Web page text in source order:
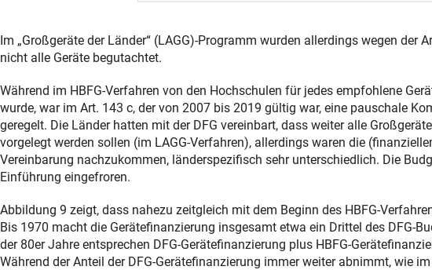
Im „Großgeräte der Länder“ (LAGG)-Programm wurden allerdings wegen der
nicht alle Geräte begutachtet.
Während im HBFG-Verfahren von den Hochschulen für jedes empfohlene
wurde, war im Art. 143 c, der von 2007 bis 2019 gültig war, eine pauschale
geregelt. Die Länder hatten mit der DFG vereinbart, dass weiter alle
vorgelegt werden sollen (im LAGG-Verfahren), allerdings waren die
Vereinbarung nachzukommen, länderspezifisch sehr unterschiedlich. Die
Einführung eingefroren.
Abbildung 9 zeigt, dass nahezu zeitgleich mit dem Beginn des HBFG-
Bis 1970 macht die Gerätefinanzierung insgesamt etwa ein Drittel des DFG-
der 80er Jahre entsprechen DFG-Gerätefinanzierung plus HBFG-
Während der Anteil der DFG-Gerätefinanzierung immer weiter abnimmt, wie